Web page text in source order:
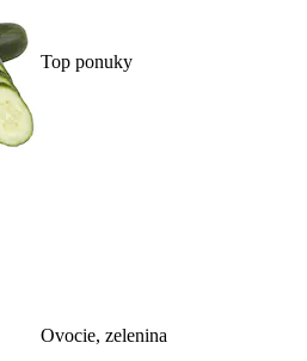
Top ponuky
Ovocie, zelenina